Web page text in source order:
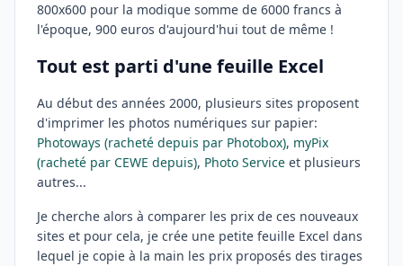
800x600 pour la modique somme de 6000 francs à
l'époque, 900 euros d'aujourd'hui tout de même !
Tout est parti d'une feuille Excel
Au début des années 2000, plusieurs sites proposent
d'imprimer les photos numériques sur papier:
Photoways (racheté depuis par Photobox), myPix
(racheté par CEWE depuis), Photo Service et plusieurs
autres...
Je cherche alors à comparer les prix de ces nouveaux
sites et pour cela, je crée une petite feuille Excel dans
lequel je copie à la main les prix proposés des tirages